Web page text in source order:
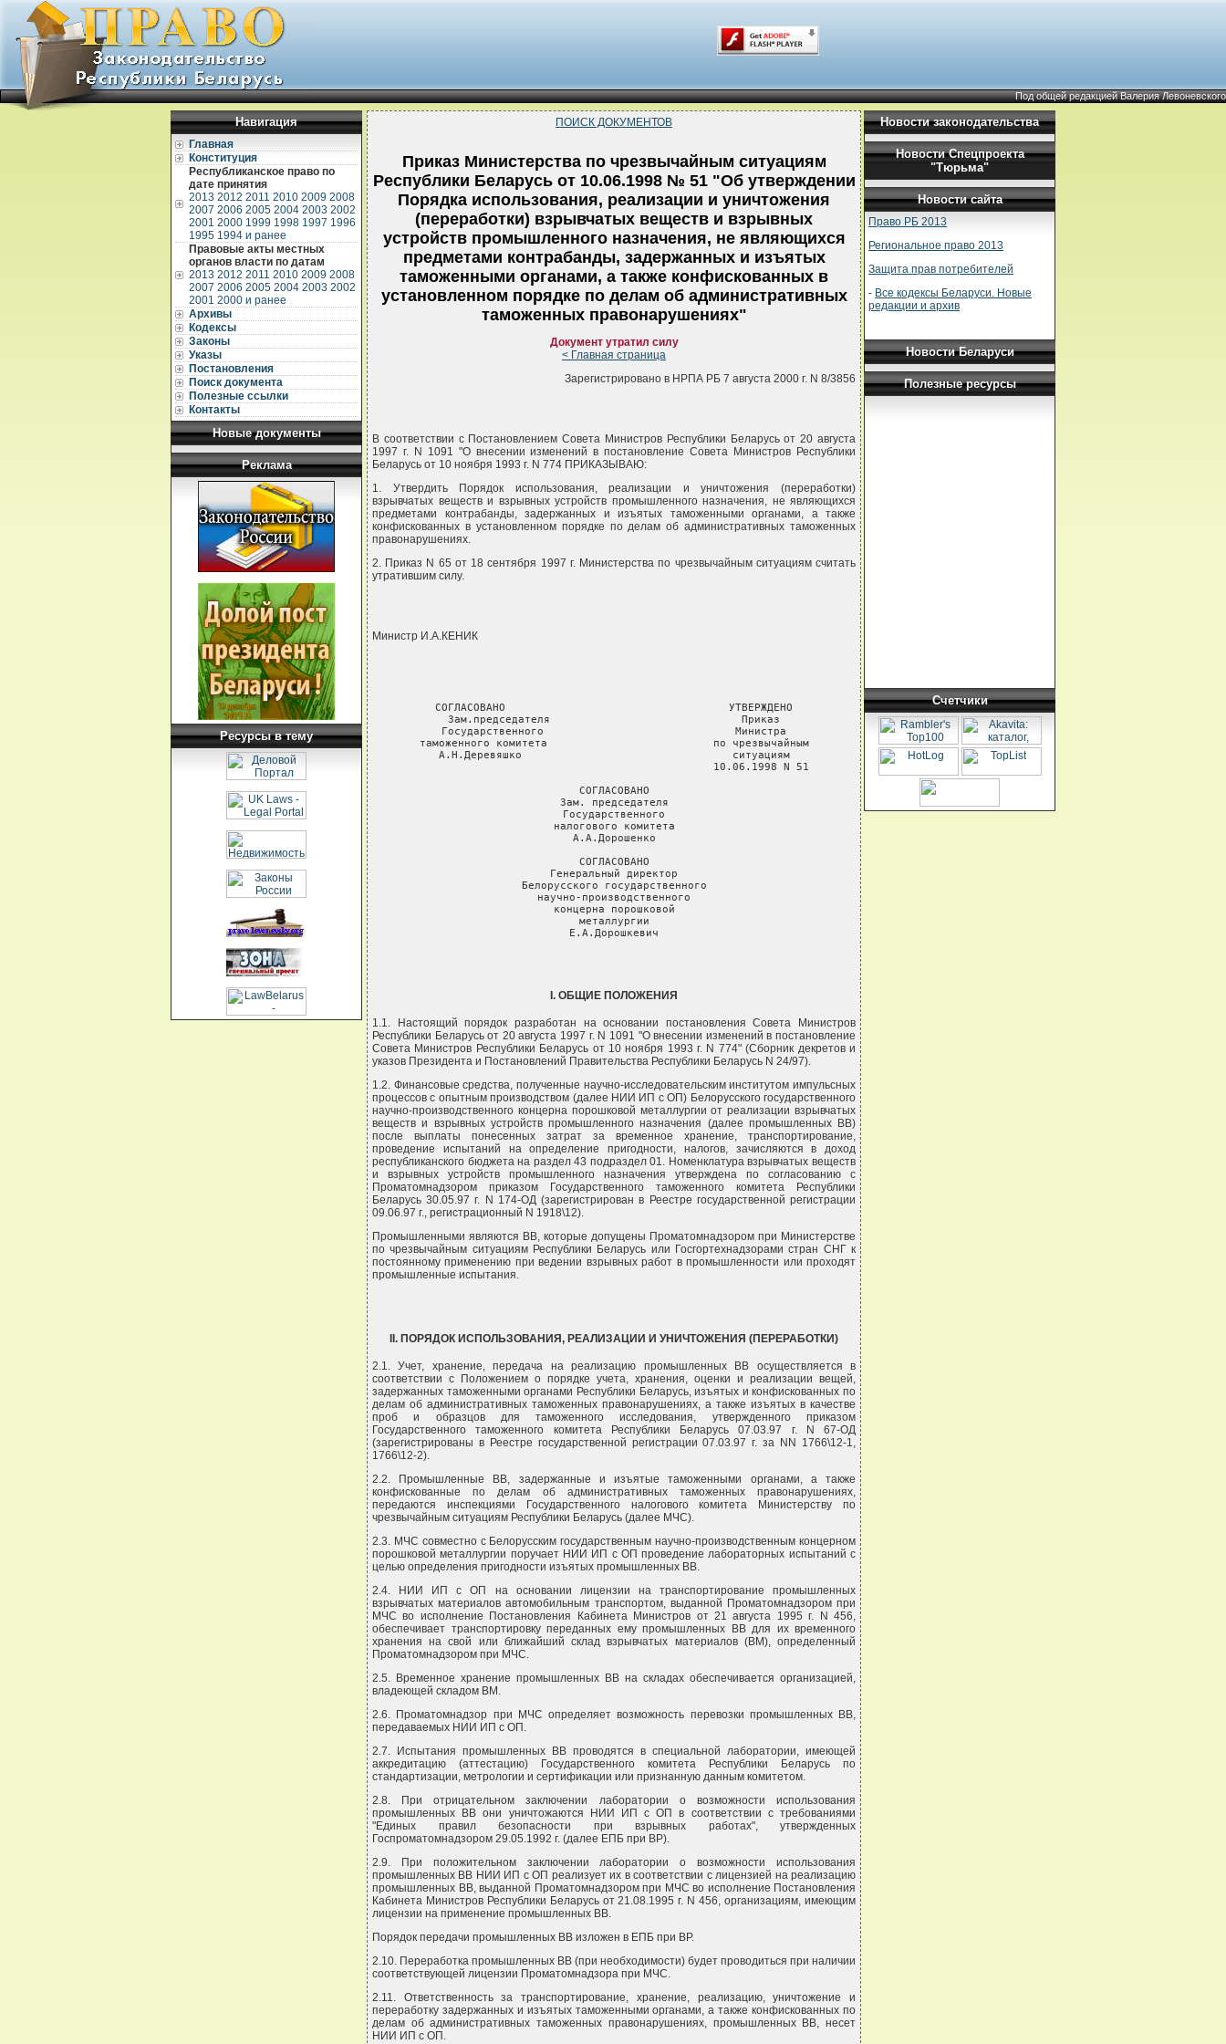
Под общей редакцией Валерия Левоневского
Навигация
Главная
Конституция
Республиканское право по
дате принятия
2013 2012 2011 2010 2009 2008
2007 2006 2005 2004 2003 2002
2001 2000 1999 1998 1997 1996
1995 1994 и ранее
Правовые акты местных
органов власти по датам
2013 2012 2011 2010 2009 2008
2007 2006 2005 2004 2003 2002
2001 2000 и ранее
Архивы
Кодексы
Законы
Указы
Постановления
Поиск документа
Полезные ссылки
Контакты
Новые документы
Реклама
Ресурсы в тему
ПОИСК ДОКУМЕНТОВ
Приказ Министерства по чрезвычайным ситуациям
Республики Беларусь от 10.06.1998 № 51 "Об утверждении
Порядка использования, реализации и уничтожения
(переработки) взрывчатых веществ и взрывных
устройств промышленного назначения, не являющихся
предметами контрабанды, задержанных и изъятых
таможенными органами, а также конфискованных в
установленном порядке по делам об административных
таможенных правонарушениях"
Документ утратил силу
< Главная страница
Зарегистрировано в НРПА РБ 7 августа 2000 г. N 8/3856
В соответствии с Постановлением Совета Министров Республики Беларусь от 20 августа
1997 г. N 1091 "О внесении изменений в постановление Совета Министров Республики
Беларусь от 10 ноября 1993 г. N 774 ПРИКАЗЫВАЮ:
1. Утвердить Порядок использования, реализации и уничтожения (переработки)
взрывчатых веществ и взрывных устройств промышленного назначения, не являющихся
предметами контрабанды, задержанных и изъятых таможенными органами, а также
конфискованных в установленном порядке по делам об административных таможенных
правонарушениях.
2. Приказ N 65 от 18 сентября 1997 г. Министерства по чрезвычайным ситуациям считать
утратившим силу.
Министр И.А.КЕНИК
СОГЛАСОВАНО                                   УТВЕРЖДЕНО
Зам.председателя                              Приказ
Государственного                              Министра
таможенного комитета                          по чрезвычайным
А.Н.Деревяшко                                 ситуациям
                                              10.06.1998 N 51
СОГЛАСОВАНО
Зам. председателя
Государственного
налогового комитета
А.А.Дорошенко
СОГЛАСОВАНО
Генеральный директор
Белорусского государственного
научно-производственного
концерна порошковой
металлургии
Е.А.Дорошкевич
I. ОБЩИЕ ПОЛОЖЕНИЯ
1.1. Настоящий порядок разработан на основании постановления Совета Министров
Республики Беларусь от 20 августа 1997 г. N 1091 "О внесении изменений в постановление
Совета Министров Республики Беларусь от 10 ноября 1993 г. N 774" (Сборник декретов и
указов Президента и Постановлений Правительства Республики Беларусь N 24/97).
1.2. Финансовые средства, полученные научно-исследовательским институтом импульсных
процессов с опытным производством (далее НИИ ИП с ОП) Белорусского государственного
научно-производственного концерна порошковой металлургии от реализации взрывчатых
веществ и взрывных устройств промышленного назначения (далее промышленных ВВ)
после выплаты понесенных затрат за временное хранение, транспортирование,
проведение испытаний на определение пригодности, налогов, зачисляются в доход
республиканского бюджета на раздел 43 подраздел 01. Номенклатура взрывчатых веществ
и взрывных устройств промышленного назначения утверждена по согласованию с
Проматомнадзором приказом Государственного таможенного комитета Республики
Беларусь 30.05.97 г. N 174-ОД (зарегистрирован в Реестре государственной регистрации
09.06.97 г., регистрационный N 1918\12).
Промышленными являются ВВ, которые допущены Проматомнадзором при Министерстве
по чрезвычайным ситуациям Республики Беларусь или Госгортехнадзорами стран СНГ к
постоянному применению при ведении взрывных работ в промышленности или проходят
промышленные испытания.
II. ПОРЯДОК ИСПОЛЬЗОВАНИЯ, РЕАЛИЗАЦИИ И УНИЧТОЖЕНИЯ (ПЕРЕРАБОТКИ)
2.1. Учет, хранение, передача на реализацию промышленных ВВ осуществляется в
соответствии с Положением о порядке учета, хранения, оценки и реализации вещей,
задержанных таможенными органами Республики Беларусь, изъятых и конфискованных по
делам об административных таможенных правонарушениях, а также изъятых в качестве
проб и образцов для таможенного исследования, утвержденного приказом
Государственного таможенного комитета Республики Беларусь 07.03.97 г. N 67-ОД
(зарегистрированы в Реестре государственной регистрации 07.03.97 г. за NN 1766\12-1,
1766\12-2).
2.2. Промышленные ВВ, задержанные и изъятые таможенными органами, а также
конфискованные по делам об административных таможенных правонарушениях,
передаются инспекциями Государственного налогового комитета Министерству по
чрезвычайным ситуациям Республики Беларусь (далее МЧС).
2.3. МЧС совместно с Белорусским государственным научно-производственным концерном
порошковой металлургии поручает НИИ ИП с ОП проведение лабораторных испытаний с
целью определения пригодности изъятых промышленных ВВ.
2.4. НИИ ИП с ОП на основании лицензии на транспортирование промышленных
взрывчатых материалов автомобильным транспортом, выданной Проматомнадзором при
МЧС во исполнение Постановления Кабинета Министров от 21 августа 1995 г. N 456,
обеспечивает транспортировку переданных ему промышленных ВВ для их временного
хранения на свой или ближайший склад взрывчатых материалов (ВМ), определенный
Проматомнадзором при МЧС.
2.5. Временное хранение промышленных ВВ на складах обеспечивается организацией,
владеющей складом ВМ.
2.6. Проматомнадзор при МЧС определяет возможность перевозки промышленных ВВ,
передаваемых НИИ ИП с ОП.
2.7. Испытания промышленных ВВ проводятся в специальной лаборатории, имеющей
аккредитацию (аттестацию) Государственного комитета Республики Беларусь по
стандартизации, метрологии и сертификации или признанную данным комитетом.
2.8. При отрицательном заключении лаборатории о возможности использования
промышленных ВВ они уничтожаются НИИ ИП с ОП в соответствии с требованиями
"Единых правил безопасности при взрывных работах", утвержденных
Госпроматомнадзором 29.05.1992 г. (далее ЕПБ при ВР).
2.9. При положительном заключении лаборатории о возможности использования
промышленных ВВ НИИ ИП с ОП реализует их в соответствии с лицензией на реализацию
промышленных ВВ, выданной Проматомнадзором при МЧС во исполнение Постановления
Кабинета Министров Республики Беларусь от 21.08.1995 г. N 456, организациям, имеющим
лицензии на применение промышленных ВВ.
Порядок передачи промышленных ВВ изложен в ЕПБ при ВР.
2.10. Переработка промышленных ВВ (при необходимости) будет проводиться при наличии
соответствующей лицензии Проматомнадзора при МЧС.
2.11. Ответственность за транспортирование, хранение, реализацию, уничтожение и
переработку задержанных и изъятых таможенными органами, а также конфискованных по
делам об административных таможенных правонарушениях, промышленных ВВ, несет
НИИ ИП с ОП.
Новости законодательства
Новости Спецпроекта
"Тюрьма"
Новости сайта
Право РБ 2013
Региональное право 2013
Защита прав потребителей
- Все кодексы Беларуси. Новые
редакции и архив
Новости Беларуси
Полезные ресурсы
Счетчики